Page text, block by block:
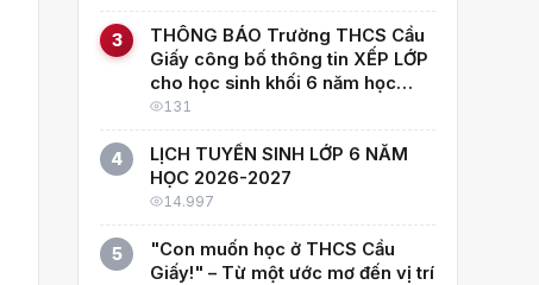
3
THÔNG BÁO Trường THCS Cầu
Giấy công bố thông tin XẾP LỚP
cho học sinh khối 6 năm học
2026–2027
131
4
LỊCH TUYỂN SINH LỚP 6 NĂM
HỌC 2026-2027
14.997
5
"Con muốn học ở THCS Cầu
Giấy!" – Từ một ước mơ đến vị trí